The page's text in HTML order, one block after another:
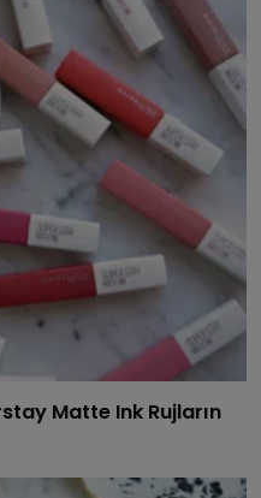
Matte Ink Rujların